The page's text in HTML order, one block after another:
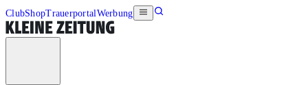
ClubShopTrauerportalWerbung